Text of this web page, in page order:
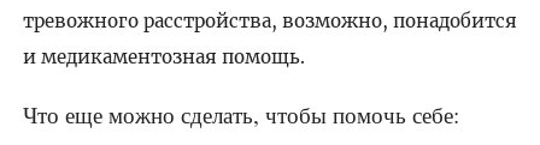
тревожного расстройства, возможно, понадобится
и медикаментозная помощь.
Что еще можно сделать, чтобы помочь себе: